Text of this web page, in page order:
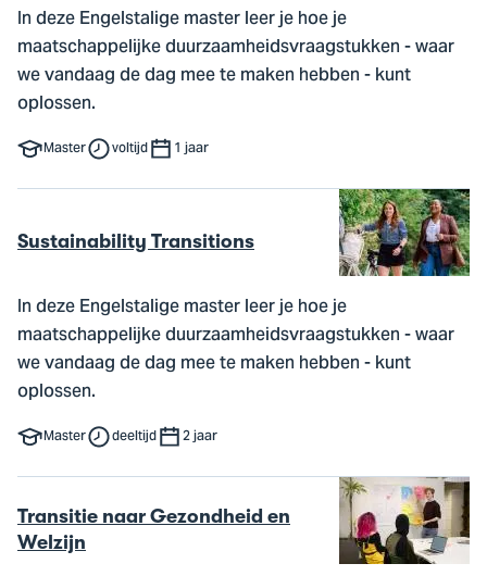
In deze Engelstalige master leer je hoe je
maatschappelijke duurzaamheidsvraagstukken - waar
we vandaag de dag mee te maken hebben - kunt
oplossen.
Master voltijd 1 jaar
Sustainability Transitions
In deze Engelstalige master leer je hoe je
maatschappelijke duurzaamheidsvraagstukken - waar
we vandaag de dag mee te maken hebben - kunt
oplossen.
Master deeltijd 2 jaar
Transitie naar Gezondheid en
Welzijn